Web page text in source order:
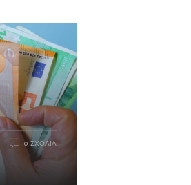
0 ΣΧΌΛΙΑ